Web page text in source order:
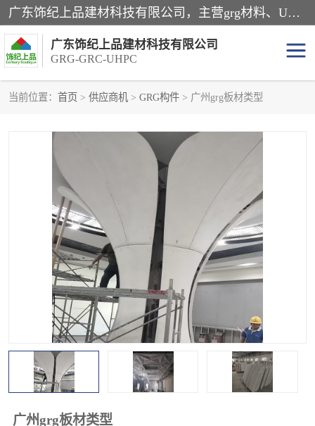
广东饰纪上品建材科技有限公司，主营grg材料、UHPC板、grc构件、uhpc幕墙板、grg厂家、grc厂家、uhpc厂家、GRG吊顶、grg石膏板、grg构件、外墙grc线条、grg造型、grg材料定制，uhpc高性能混凝土，uhpc构件，uhpc镂空挂板，grg材料生产厂家，广东grg厂家，广东grc厂家，联系方式*，2万平厂房，如果您对我公司的产品服务感兴趣，请联系我们。
广东饰纪上品建材科技有限公司
GRG-GRC-UHPC
当前位置： 首页 > 供应商机 > GRG构件 > 广州grg板材类型
广州grg板材类型
UHPC构件 发泡陶瓷装饰构件
GRG造型 GRC厂家
GRG吊顶 GRG材料生产厂家
UHPC幕墙板 GRC树池坐凳
UHPC树池坐凳